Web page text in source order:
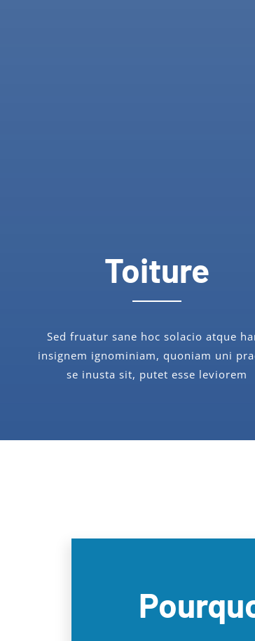
Toiture
Sed fruatur sane hoc solacio atque
insignem ignominiam, quoniam uni
se inusta sit, putet esse leviorem